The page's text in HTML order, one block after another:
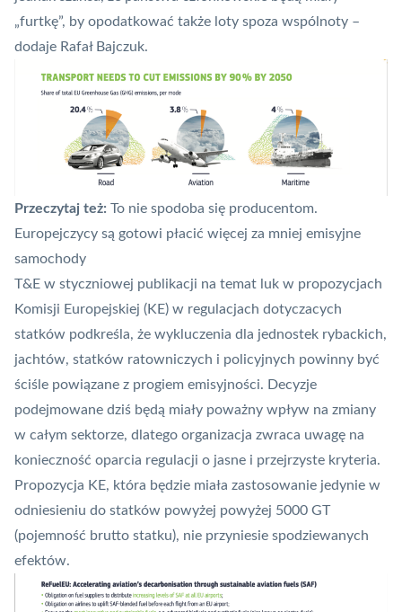
„furtkę”, by opodatkować także loty spoza wspólnoty –
dodaje Rafał Bajczuk.
Przeczytaj też: To nie spodoba się producentom.
Europejczycy są gotowi płacić więcej za mniej emisyjne
samochody
T&E w styczniowej publikacji na temat luk w propozycjach
Komisji Europejskiej (KE) w regulacjach dotyczacych
statków podkreśla, że wykluczenia dla jednostek rybackich,
jachtów, statków ratowniczych i policyjnych powinny być
ściśle powiązane z progiem emisyjności. Decyzje
podejmowane dziś będą miały poważny wpływ na zmiany
w całym sektorze, dlatego organizacja zwraca uwagę na
konieczność oparcia regulacji o jasne i przejrzyste kryteria.
Propozycja KE, która będzie miała zastosowanie jedynie w
odniesieniu do statków powyżej powyżej 5000 GT
(pojemność brutto statku), nie przyniesie spodziewanych
efektów.